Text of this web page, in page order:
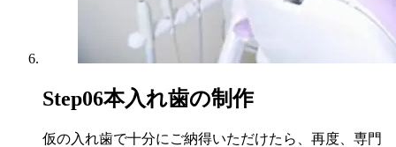
Step06本入れ歯の制作
仮の入れ歯で十分にご納得いただけたら、再度、専門